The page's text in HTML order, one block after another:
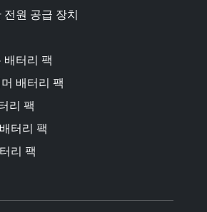
원 공급 장치
배터리 팩
배터리 팩
리 팩
터리 팩
리 팩